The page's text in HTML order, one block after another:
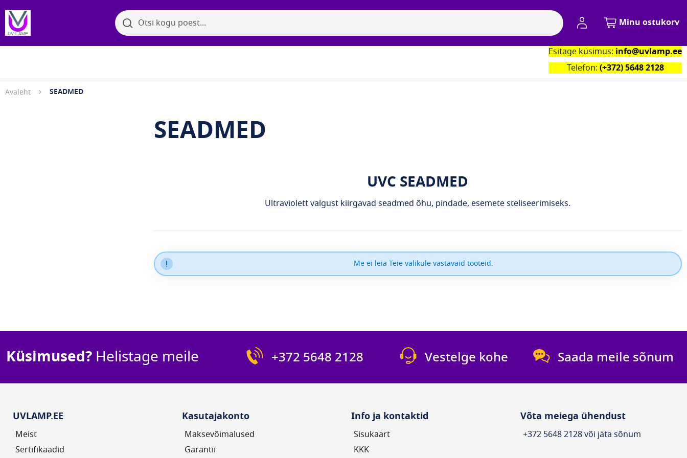
OtsiOtsi
Minu kontoMinu ostukorv
Esitage küsimus: info@uvlamp.ee
Telefon: (+372) 5648 2128
Avaleht SEADMED
SEADMED
UVC SEADMED
Ultraviolett valgust kiirgavad seadmed õhu, pindade, esemete steliseerimiseks.
Me ei leia Teie valikule vastavaid tooteid.
Küsimused? Helistage meile +372 5648 2128 Vestelge kohe Saada meile sõnum
UVLAMP.EE
Meist
Sertifikaadid
Kasutajakonto
Maksevõimalused
Garantii
Info ja kontaktid
Sisukaart
KKK
Võta meiega ühendust
+372 5648 2128 või jäta sõnum